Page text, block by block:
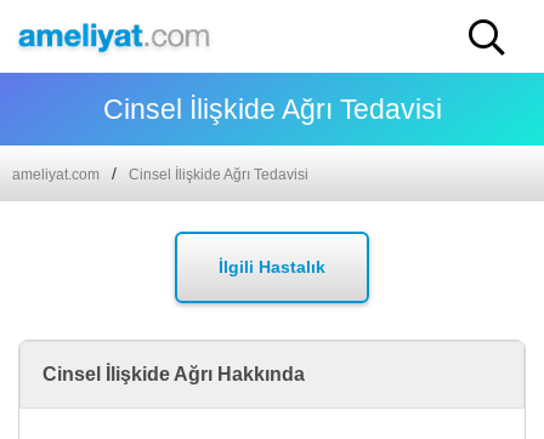
Cinsel İlişkide Ağrı Tedavisi
ameliyat.com Cinsel İlişkide Ağrı Tedavisi
İlgili Hastalık
Cinsel İlişkide Ağrı Hakkında